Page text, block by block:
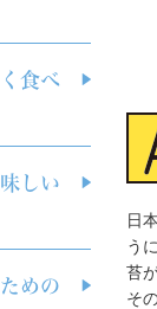
食べ
しい
めの
日
う
苔
そ